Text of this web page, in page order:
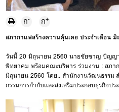
ก- ก+
สภากาแฟสร้างความคุ้นเคย ประจำเดือน
วันนี้ 20 มิถุนายน 2560 นายชัยชาญ ปัญญา
พิทยาคม พร้อมคณะบริหาร ร่วมงาน : สภา
มิถุนายน 2560 โดย.. สำนักงานวัฒนธรร
กรรมการกำกับและส่งเสริมประกอบธุรกิจ